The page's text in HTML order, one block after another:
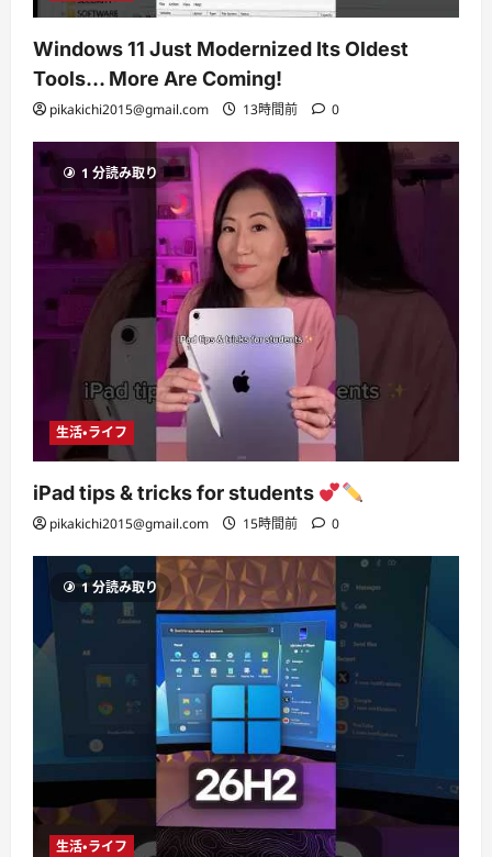
Windows 11 Just Modernized Its Oldest
Tools… More Are Coming!
pikakichi2015@gmail.com 13時間前 0
1 分読み取り
生活・ライフ
iPad tips & tricks for students
pikakichi2015@gmail.com 15時間前 0
1 分読み取り
生活・ライフ